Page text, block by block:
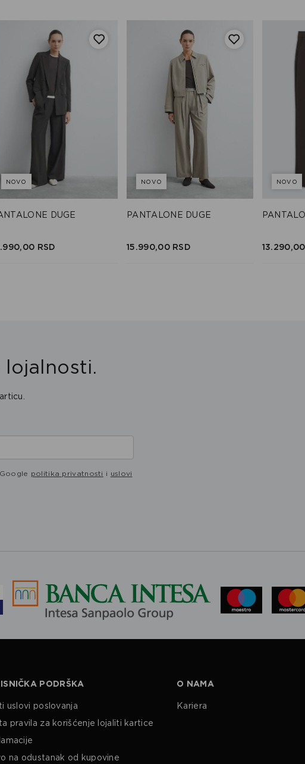
NOVO
DUGE
00 RSD
NOVO
PANTALONE DUGE
15.990,00 RSD
NOVO
13.290,00
politika privatnosti i uslovi
PODRŠKA
uslovi poslovanja
pravila za korišćenje lojaliti kartice
na odustanak od kupovine
O NAMA
Kariera